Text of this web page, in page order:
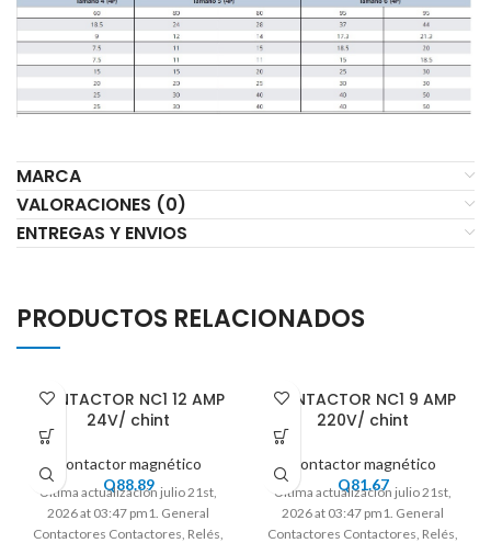
MARCA
VALORACIONES (0)
ENTREGAS Y ENVIOS
PRODUCTOS RELACIONADOS
CONTACTOR NC1 12 AMP
24V/ chint
Contactor magnético
Q88.89
Ultima actualización julio 21st,
2026 at 03:47 pm1. General
Contactores Contactores, Relés,
CONTACTOR NC1 9 AMP
220V/ chint
Contactor magnético
Q81.67
Ultima actualización julio 21st,
2026 at 03:47 pm1. General
Contactores Contactores, Relés,